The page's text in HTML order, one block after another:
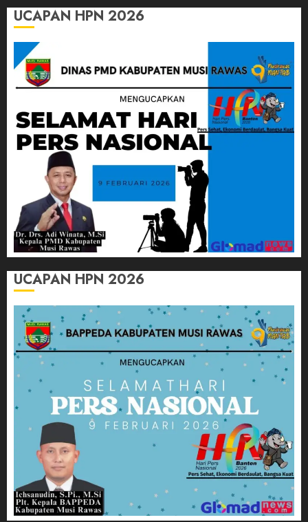
UCAPAN HPN 2026
UCAPAN HPN 2026